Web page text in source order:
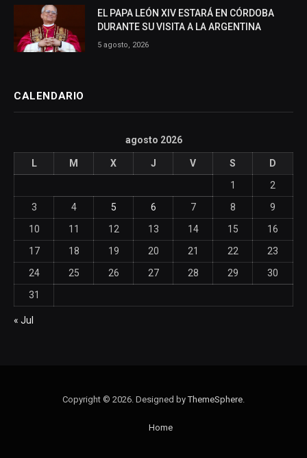
EL PAPA LEÓN XIV ESTARÁ EN CÓRDOBA
DURANTE SU VISITA A LA ARGENTINA
5 agosto, 2026
CALENDARIO
agosto 2026
L M X J V S
D
1
2
3
4 5 6 7 8
9
10
11 12 13 14 15
16
17
18 19 20 21 22
23
24
25 26 27 28 29
30
31
« Jul
Copyright © 2026. Designed byThemeSphere.
Home